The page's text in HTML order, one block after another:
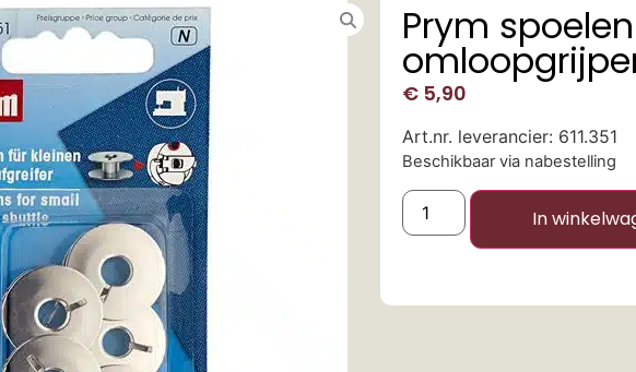
Prym
€5,90
Art.nr. leverancier: 611.351
Beschikbaar via nabestelling
In